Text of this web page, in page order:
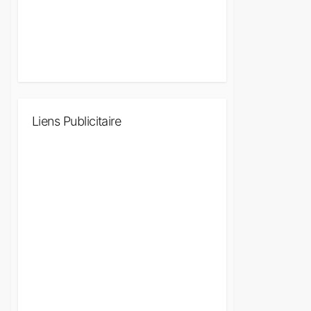
Liens Publicitaire